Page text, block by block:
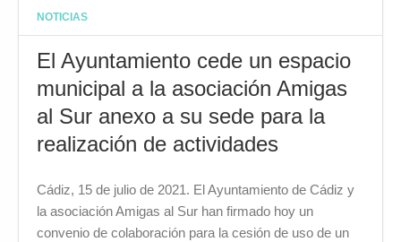
NOTICIAS
El Ayuntamiento cede un espacio
municipal a la asociación Amigas
al Sur anexo a su sede para la
realización de actividades
Cádiz, 15 de julio de 2021. El Ayuntamiento de Cádiz y
la asociación Amigas al Sur han firmado hoy un
convenio de colaboración para la cesión de uso de un